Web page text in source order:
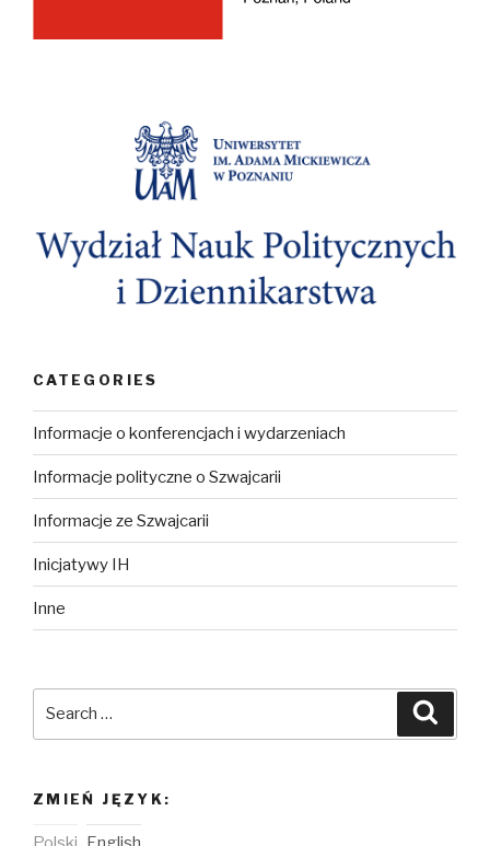
CATEGORIES
Informacje o konferencjach i wydarzeniach
Informacje polityczne o Szwajcarii
Informacje ze Szwajcarii
Inicjatywy IH
Inne
ZMIEŃ JĘZYK: